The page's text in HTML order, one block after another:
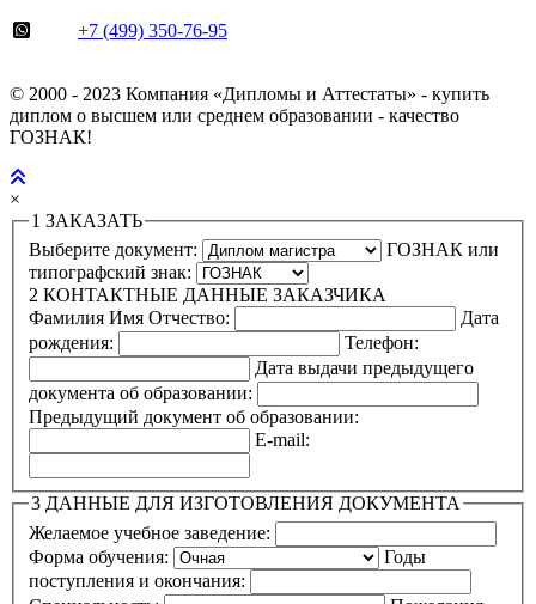
+7 (499) 350-76-95
© 2000 - 2023 Компания «Дипломы и Аттестаты» - купить
диплом о высшем или среднем образовании - качество
ГОЗНАК!
×
1 ЗАКАЗАТЬ
Выберите документ:
ГОЗНАК или
типографский знак:
2 КОНТАКТНЫЕ ДАННЫЕ ЗАКАЗЧИКА
Фамилия Имя Отчество:
Дата
рождения:
Телефон:
Дата выдачи предыдущего
документа об образовании:
Предыдущий документ об образовании:
E-mail:
3 ДАННЫЕ ДЛЯ ИЗГОТОВЛЕНИЯ ДОКУМЕНТА
Желаемое учебное заведение:
Форма обучения:
Годы
поступления и окончания: